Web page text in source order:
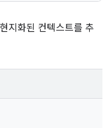
지화된 컨텍스트를 추